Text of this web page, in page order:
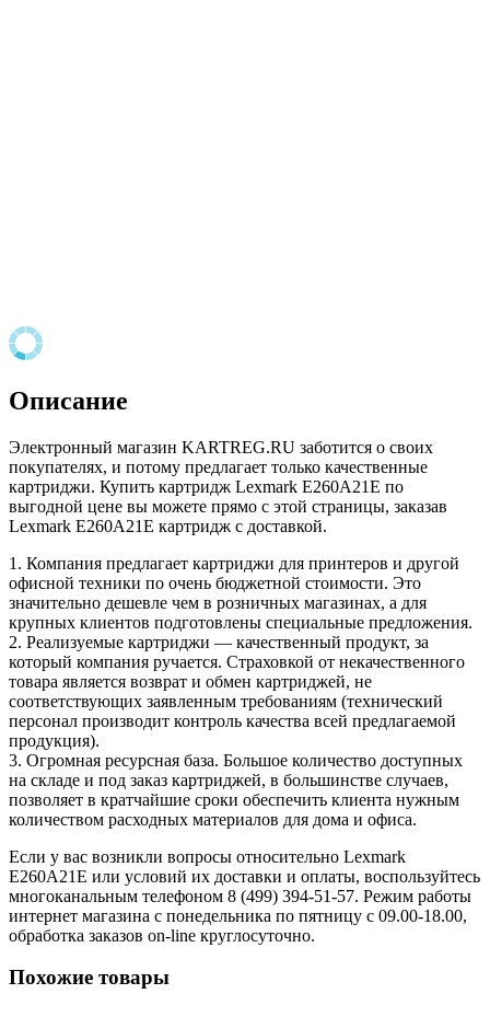
Описание
Электронный магазин KARTREG.RU заботится о своих
покупателях, и потому предлагает только качественные
картриджи. Купить картридж Lexmark E260A21E по
выгодной цене вы можете прямо с этой страницы, заказав
Lexmark E260A21E картридж с доставкой.
1. Компания предлагает картриджи для принтеров и другой
офисной техники по очень бюджетной стоимости. Это
значительно дешевле чем в розничных магазинах, а для
крупных клиентов подготовлены специальные предложения.
2. Реализуемые картриджи — качественный продукт, за
который компания ручается. Страховкой от некачественного
товара является возврат и обмен картриджей, не
соответствующих заявленным требованиям (технический
персонал производит контроль качества всей предлагаемой
продукция).
3. Огромная ресурсная база. Большое количество доступных
на складе и под заказ картриджей, в большинстве случаев,
позволяет в кратчайшие сроки обеспечить клиента нужным
количеством расходных материалов для дома и офиса.
Если у вас возникли вопросы относительно Lexmark
E260A21E или условий их доставки и оплаты, воспользуйтесь
многоканальным телефоном 8 (499) 394-51-57. Режим работы
интернет магазина с понедельника по пятницу с 09.00-18.00,
обработка заказов on-line круглосуточно.
Похожие товары